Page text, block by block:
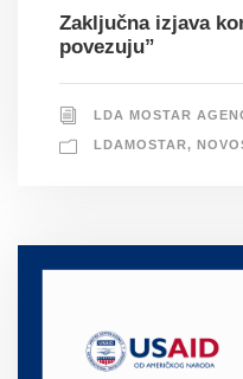
Zaključna izjava
povezuju”
LDA MOSTAR
LDAMOSTAR,